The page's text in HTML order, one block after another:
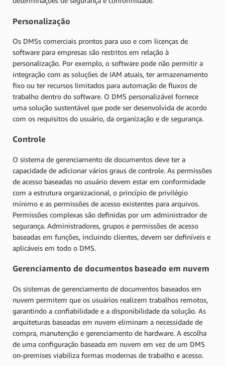
Personalização
Os DMSs comerciais prontos para uso e com licenças de
software para empresas são restritos em relação à
personalização. Por exemplo, o software pode não permitir a
integração com as soluções de IAM atuais, ter armazenamento
fixo ou ter recursos limitados para automação de fluxos de
trabalho dentro do software. O DMS personalizável fornece
uma solução sustentável que pode ser desenvolvida de acordo
com os requisitos do usuário, da organização e de segurança.
Controle
O sistema de gerenciamento de documentos deve ter a
capacidade de adicionar vários graus de controle. As permissões
de acesso baseadas no usuário devem estar em conformidade
com a estrutura organizacional, o princípio de privilégio
mínimo e as permissões de acesso existentes para arquivos.
Permissões complexas são definidas por um administrador de
segurança. Administradores, grupos e permissões de acesso
baseadas em funções, incluindo clientes, devem ser definíveis e
aplicáveis em todo o DMS.
Gerenciamento de documentos baseado em nuvem
Os sistemas de gerenciamento de documentos baseados em
nuvem permitem que os usuários realizem trabalhos remotos,
garantindo a confiabilidade e a disponibilidade da solução. As
arquiteturas baseadas em nuvem eliminam a necessidade de
compra, manutenção e gerenciamento de hardware. A escolha
de uma configuração baseada em nuvem em vez de um DMS
on-premises viabiliza formas modernas de trabalho e acesso.